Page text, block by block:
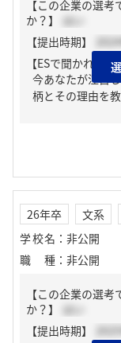
【この企業の選
か？】
はい
【提出時期】
【ESで聞かれた質
今あなたが注目
柄とその理由を
26年卒 文系
学校名 ： 非公開
職種 ： 非公開
【この企業の選
か？】
はい
【提出時期】